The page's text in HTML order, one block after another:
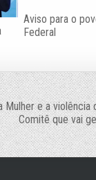
Aviso para o
Federal
e a violência
Comitê que vai